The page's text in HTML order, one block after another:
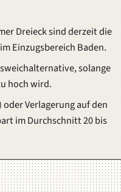
Dreieck sind derzeit die
Einzugsbereich Baden.
solange
hoch wird.
Verlagerung auf den
im Durchschnitt 20 bis